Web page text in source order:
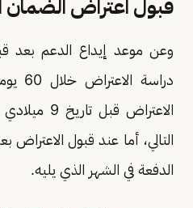
قبول اعتراض الضمان
وعن موعد إيداع الدعم بعد
الاعتراض
الدفعة في الشهر الذي يليه.